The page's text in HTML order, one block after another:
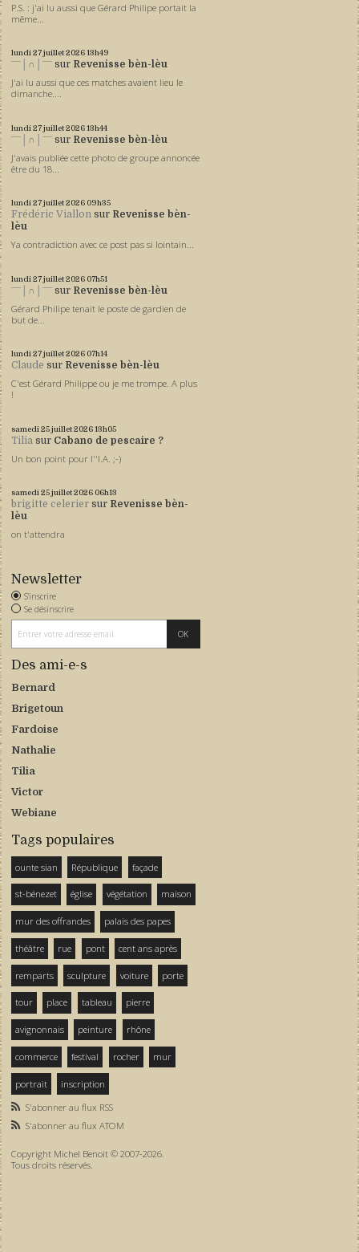
P.S. : j'ai lu aussi que Gérard Philipe portait la
même...
lundi 27juillet 202613h49
ˉˉˉ│∩│ˉˉˉ sur Revenisse bèn-lèu
J'ai lu aussi que ces matches avaient lieu le
dimanche....
lundi 27juillet 202613h44
ˉˉˉ│∩│ˉˉˉ sur Revenisse bèn-lèu
J'avais publiée cette photo de groupe annoncée
être du 18...
lundi 27juillet 2026 09h35
Frédéric Viallon sur Revenisse bèn-
lèu
Ya contradiction avec ce post pas si lointain...
lundi 27juillet 2026 07h51
ˉˉˉ│∩│ˉˉˉ sur Revenisse bèn-lèu
Gérard Philipe tenait le poste de gardien de
but de...
lundi 27juillet 2026 07h14
Claude sur Revenisse bèn-lèu
C'est Gérard Philippe ou je me trompe. A plus
!
samedi 25juillet 202613h05
Tilia sur Cabano de pescaire ?
Un bon point pour l''I.A. ;-)
samedi 25juillet 2026 06h13
brigitte celerier sur Revenisse bèn-
lèu
on t'attendra
Newsletter
S'inscrire
Se désinscrire
Des ami-e-s
Bernard
Brigetoun
Fardoise
Nathalie
Tilia
Victor
Webiane
Tags populaires
ounte sian République façade
st-bénezet église végétation maison
mur des offrandes palais des papes
théâtre rue pont cent ans après
remparts sculpture voiture porte
tour place tableau pierre
avignonnais peinture rhône
commerce festival rocher mur
portrait
inscription
S'abonner au flux RSS
S'abonner au flux ATOM
Copyright Michel Benoit © 2007-2026.
Tous droits réservés.